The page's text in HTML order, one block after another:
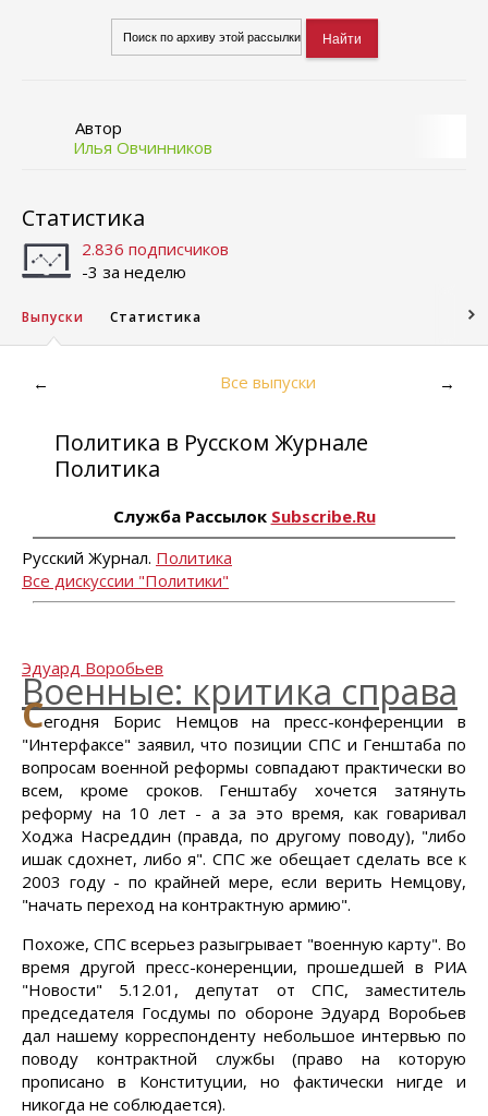
Автор
Илья Овчинников
Статистика
2.836 подписчиков
-3 за неделю
Выпуски Статистика
← Все выпуски →
Политика в Русском Журнале
Политика
Служба Рассылок Subscribe.Ru
Русский Журнал. Политика
Все дискуссии "Политики"
Эдуард Воробьев
Военные: критика справа
Сегодня Борис Немцов на пресс-конференции в
"Интерфаксе" заявил, что позиции СПС и Генштаба по
вопросам военной реформы совпадают практически во
всем, кроме сроков. Генштабу хочется затянуть
реформу на 10 лет - а за это время, как говаривал
Ходжа Насреддин (правда, по другому поводу), "либо
ишак сдохнет, либо я". СПС же обещает сделать все к
2003 году - по крайней мере, если верить Немцову,
"начать переход на контрактную армию".
Похоже, СПС всерьез разыгрывает "военную карту". Во
время другой пресс-конеренции, прошедшей в РИА
"Новости" 5.12.01, депутат от СПС, заместитель
председателя Госдумы по обороне Эдуард Воробьев
дал нашему корреспонденту небольшое интервью по
поводу контрактной службы (право на которую
прописано в Конституции, но фактически нигде и
никогда не соблюдается).